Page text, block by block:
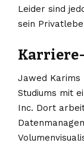
Leider sind
sein
Jawed Karims
Studiums mit
Inc. Dort